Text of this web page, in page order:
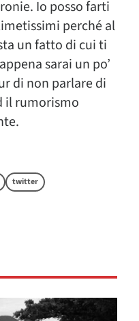
Io posso farti
perché al
un fatto di cui ti
sarai un po’
di non parlare di
il rumorismo
twitter